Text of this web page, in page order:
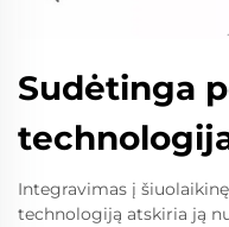
Sudėtinga
Integravimas į
technologiją atskiria ją